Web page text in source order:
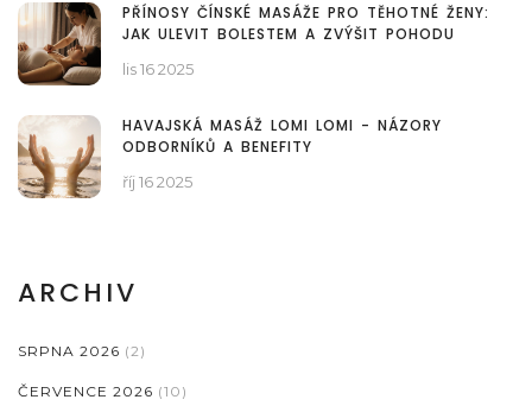
PŘÍNOSY ČÍNSKÉ MASÁŽE PRO TĚHOTNÉ ŽENY:
JAK ULEVIT BOLESTEM A ZVÝŠIT POHODU
lis 16 2025
HAVAJSKÁ MASÁŽ LOMI LOMI - NÁZORY
ODBORNÍKŮ A BENEFITY
říj 16 2025
ARCHIV
SRPNA 2026 (2)
ČERVENCE 2026 (10)